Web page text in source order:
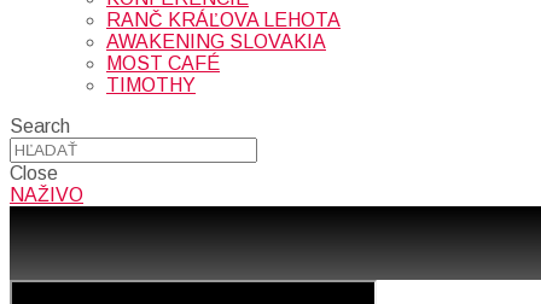
RANČ KRÁĽOVA LEHOTA
AWAKENING SLOVAKIA
MOST CAFÉ
TIMOTHY
Search
Close
NAŽIVO